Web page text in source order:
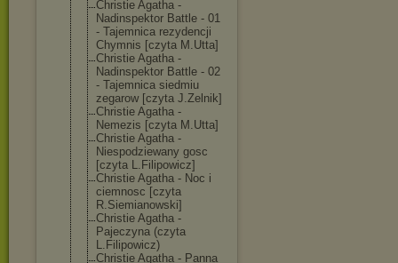
Christie Agatha -
Nadinspektor Battle - 01
- Tajemnica rezydencji
Chymnis [czyta M.Utta]
Christie Agatha -
Nadinspektor Battle - 02
- Tajemnica siedmiu
zegarow [czyta J.Zelnik]
Christie Agatha -
Nemezis [czyta M.Utta]
Christie Agatha -
Niespodziewany gosc
[czyta L.Filipowicz]
Christie Agatha - Noc i
ciemnosc [czyta
R.Siemianowski]
Christie Agatha -
Pajeczyna (czyta
L.Filipowicz)
Christie Agatha - Panna